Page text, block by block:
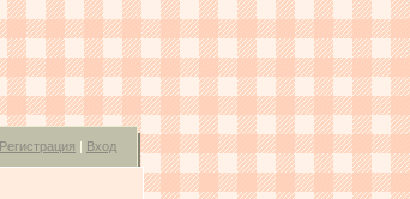
Регистрация | Вход